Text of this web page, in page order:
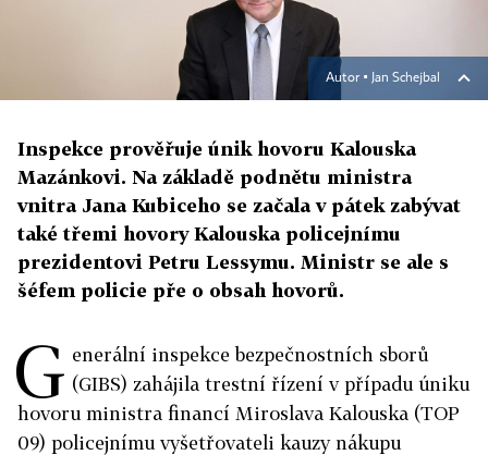
Autor ▪ Jan Schejbal
Inspekce prověřuje únik hovoru Kalouska
Mazánkovi. Na základě podnětu ministra
vnitra Jana Kubiceho se začala v pátek zabývat
také třemi hovory Kalouska policejnímu
prezidentovi Petru Lessymu. Ministr se ale s
šéfem policie pře o obsah hovorů.
G enerální inspekce bezpečnostních sborů
(GIBS) zahájila trestní řízení v případu úniku
hovoru ministra financí Miroslava Kalouska (TOP
09) policejnímu vyšetřovateli kauzy nákupu